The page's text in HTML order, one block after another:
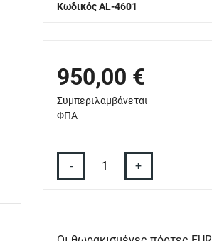
Κωδικός AL-4601
950,00 €
Συμπεριλαμβάνεται
ΦΠΑ
- +